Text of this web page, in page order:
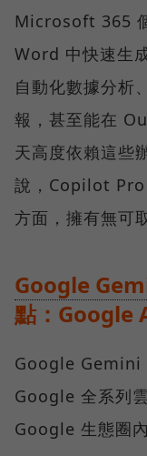
Microsoft 365
Word 中快速生
自動化數據分析
報，甚至能在
天高度依賴這些
說，Copilot Pro
方面，擁有無可
Google
點：Google
Google Gemini
Google 全系列
Google 生態圈